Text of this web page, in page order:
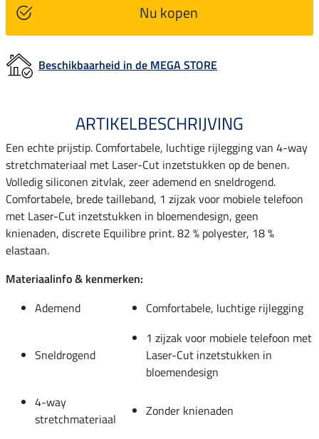
Nu kopen
Beschikbaarheid in de MEGA STORE
ARTIKELBESCHRIJVING
Een echte prijstip. Comfortabele, luchtige rijlegging van 4-way
stretchmateriaal met Laser-Cut inzetstukken op de benen.
Volledig siliconen zitvlak, zeer ademend en sneldrogend.
Comfortabele, brede tailleband, 1 zijzak voor mobiele telefoon
met Laser-Cut inzetstukken in bloemendesign, geen
knienaden, discrete Equilibre print. 82 % polyester, 18 %
elastaan.
Materiaalinfo & kenmerken:
Ademend
Comfortabele, luchtige rijlegging
Sneldrogend
1 zijzak voor mobiele telefoon met
Laser-Cut inzetstukken in
bloemendesign
4-way
stretchmateriaal
Zonder knienaden